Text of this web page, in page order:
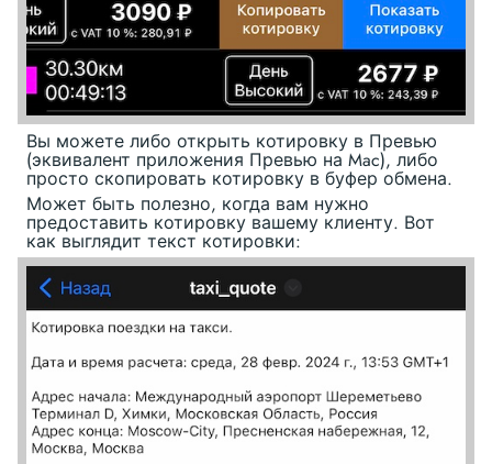
Вы можете либо открыть котировку в Превью
(эквивалент приложения Превью на Mac), либо
просто скопировать котировку в буфер обмена.
Может быть полезно, когда вам нужно
предоставить котировку вашему клиенту. Вот
как выглядит текст котировки: